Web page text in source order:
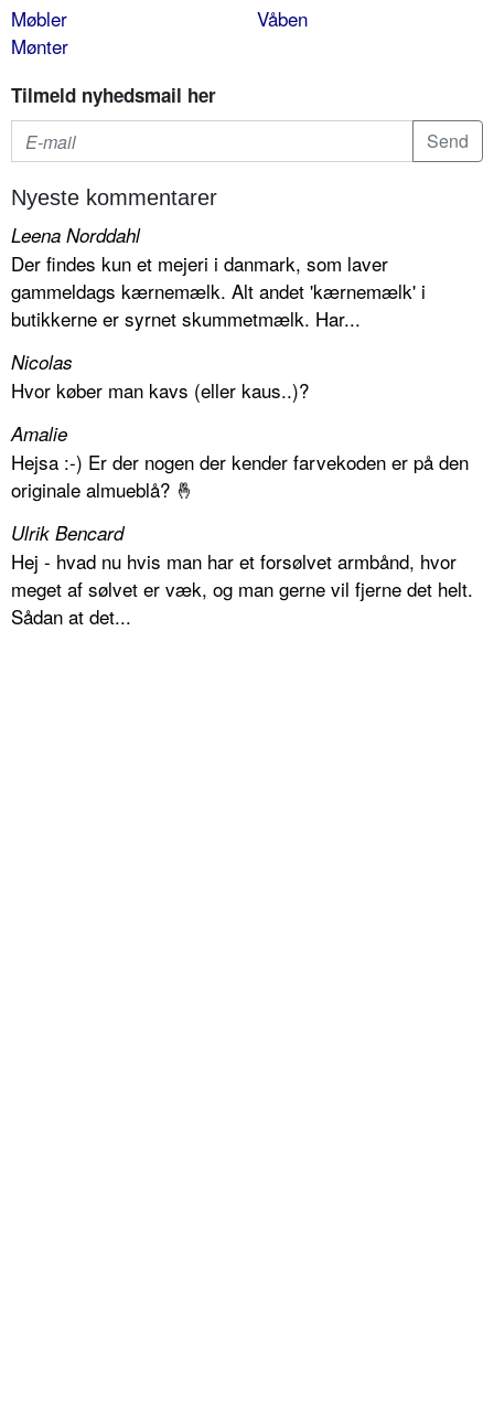
Møbler
Mønter
Våben
Tilmeld nyhedsmail her
Nyeste kommentarer
Leena Norddahl
Der findes kun et mejeri i danmark, som laver
gammeldags kærnemælk. Alt andet 'kærnemælk' i
butikkerne er syrnet skummetmælk. Har...
Nicolas
Hvor køber man kavs (eller kaus..)?
Amalie
Hejsa :-) Er der nogen der kender farvekoden er på den
originale almueblå? 🤞
Ulrik Bencard
Hej - hvad nu hvis man har et forsølvet armbånd, hvor
meget af sølvet er væk, og man gerne vil fjerne det helt.
Sådan at det...